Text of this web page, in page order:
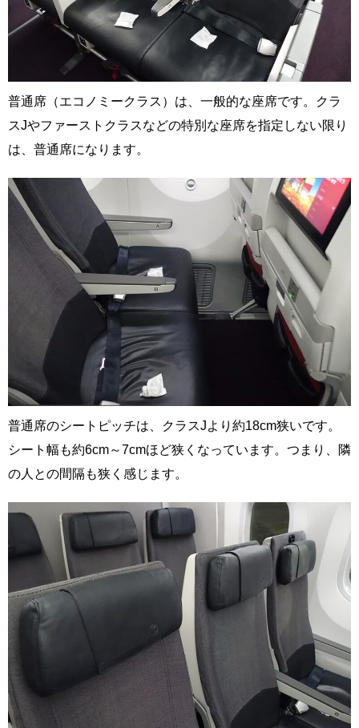
普通席（エコノミークラス）は、一般的な座席です。クラ
スJやファーストクラスなどの特別な座席を指定しない限り
は、普通席になります。
普通席のシートピッチは、クラスJより約18cm狭いです。
シート幅も約6cm～7cmほど狭くなっています。つまり、隣
の人との間隔も狭く感じます。